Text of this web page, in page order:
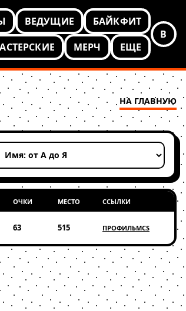
ВЕДУЩИЕ
БАЙКФИТ
МЕРЧ ЕЩЕ
В
НА ГЛАВНУЮ
ОЧКИ МЕСТО ССЫЛКИ
63 515 ПРОФИЛЬMCS